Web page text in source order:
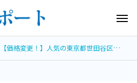
【価格変更！】人気の東京都世田谷区！東急世田谷・京王線「下高井戸駅」徒歩２分以内！商店街沿い路面ビル空中階】の歯科居抜き物件